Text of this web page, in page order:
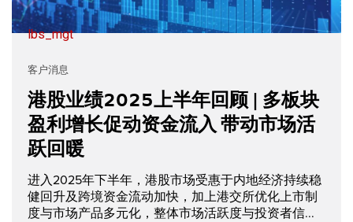
lbs_mgt
客户消息
港股业绩2025上半年回顾 | 多板块
盈利增长促动资金流入 带动市场活
跃回暖
进入2025年下半年，港股市场受惠于内地经济持续稳
健回升及跨境资金流动加快，加上港交所优化上市制
度与市场产品多元化，整体市场活跃度与投资者信...